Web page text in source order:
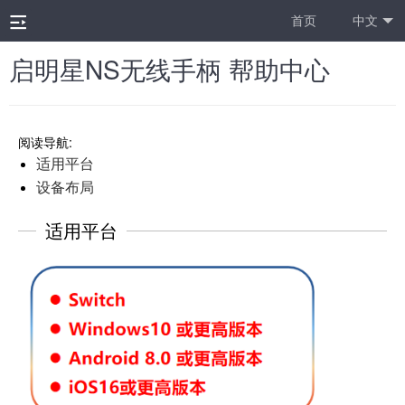
首页 中文
启明星NS无线手柄 帮助中心
阅读导航:
适用平台
设备布局
适用平台